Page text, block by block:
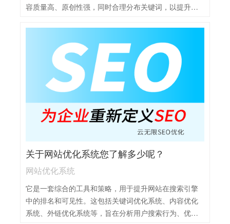
容质量高、原创性强，同时合理分布关键词，以提升搜
外部链接，提高网站权重和流量，增强用户体验。同
时，优化网站结构，确保网站易于导航和搜索引擎抓
取，提高搜索引擎爬虫的抓取效率。最后，定期更新网
站内容，保持网站活跃度，吸引用户持续关注和回访。
关于网站优化系统您了解多少呢？
网站优化系统
它是一套综合的工具和策略，用于提升网站在搜索引擎
中的排名和可见性。这包括关键词优化系统、内容优化
系统、外链优化系统等，旨在分析用户搜索行为、优化